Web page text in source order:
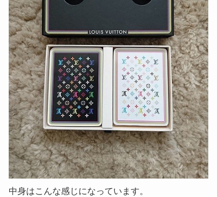
中身はこんな感じになっています。